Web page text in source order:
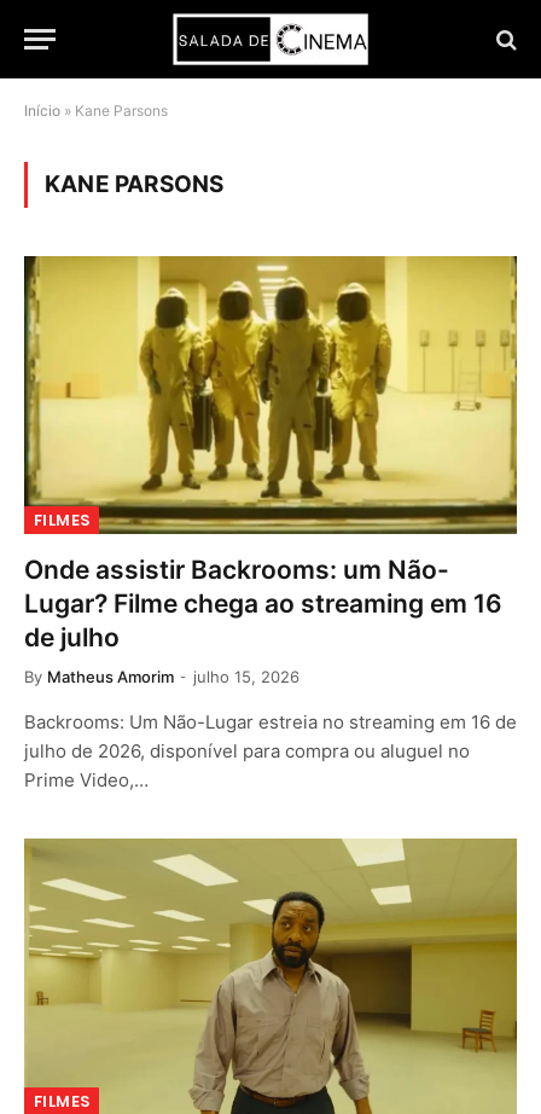
Início » Kane Parsons
KANE PARSONS
FILMES
Onde assistir Backrooms: um Não-
Lugar? Filme chega ao streaming em 16
de julho
By Matheus Amorim julho 15, 2026
Backrooms: Um Não-Lugar estreia no streaming em 16 de
julho de 2026, disponível para compra ou aluguel no
Prime Video,…
FILMES